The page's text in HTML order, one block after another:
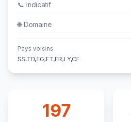
📞 Indicatif
🌐Domaine
Pays voisins
SS,TD,EG,ET,ER,LY,CF
197